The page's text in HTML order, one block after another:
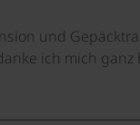
und
ich mich